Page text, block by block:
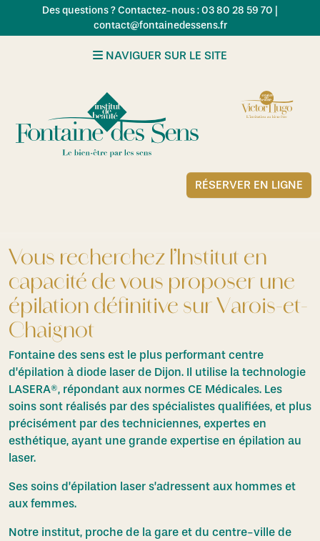
Skip to main content
Des questions ? Contactez-nous : 03 80 28 59 70 |
contact@fontainedessens.fr
NAVIGUER SUR LE SITE
RÉSERVER EN LIGNE
Vous recherchez l’Institut en
capacité de vous proposer une
épilation définitive sur Varois-et-
Chaignot
Fontaine des sens est le plus performant centre
d’épilation à diode laser de Dijon. Il utilise la technologie
LASERA®, répondant aux normes CE Médicales. Les
soins sont réalisés par des spécialistes qualifiées, et plus
précisément par des techniciennes, expertes en
esthétique, ayant une grande expertise en épilation au
laser.
Ses soins d’épilation laser s’adressent aux hommes et
aux femmes.
Notre institut, proche de la gare et du centre-ville de